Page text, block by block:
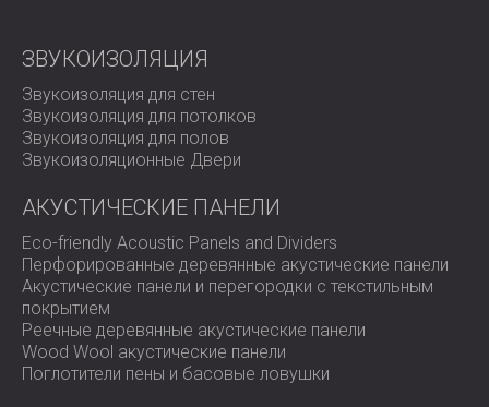
ЗВУКОИЗОЛЯЦИЯ
Звукоизоляция для стен
Звукоизоляция для потолков
Звукоизоляция для полов
Звукоизоляционные Двери
АКУСТИЧЕСКИЕ ПАНЕЛИ
Eco-friendly Acoustic Panels and Dividers
Перфорированные деревянные акустические панели
Акустические панели и перегородки с текстильным
покрытием
Реечные деревянные акустические панели
Wood Wool акустические панели
Поглотители пены и басовые ловушки